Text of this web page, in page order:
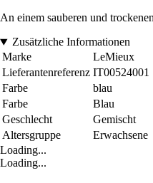
An einem sauberen und
Zusätzliche Informationen
Marke
LeMieux
Lieferantenreferenz IT00524001
Farbe
blau
Farbe
Blau
Geschlecht
Gemischt
Altersgruppe
Erwachsene
Loading...
Loading...